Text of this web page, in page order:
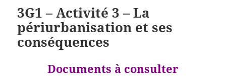
3G1 – Activité 3 – La
périurbanisation et ses
conséquences
Documents à consulter